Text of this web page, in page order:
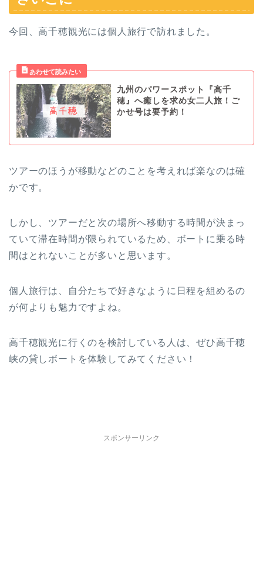
今回、高千穂観光には個人旅行で訪れました。
九州のパワースポット『高千
穂』へ癒しを求め女二人旅！ご
かせ号は要予約！
ツアーのほうが移動などのことを考えれば楽なのは確
かです。
しかし、ツアーだと次の場所へ移動する時間が決まっ
ていて滞在時間が限られているため、ボートに乗る時
間はとれないことが多いと思います。
個人旅行は、自分たちで好きなように日程を組めるの
が何よりも魅力ですよね。
高千穂観光に行くのを検討している人は、ぜひ高千穂
峡の貸しボートを体験してみてください！
スポンサーリンク